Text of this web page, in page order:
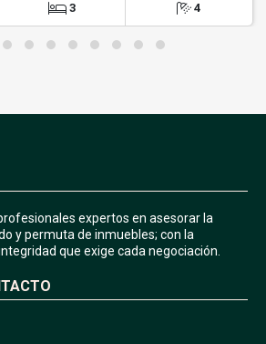
3 4
expertos en asesorar la
y permuta de inmuebles; con la
que exige cada negociación.